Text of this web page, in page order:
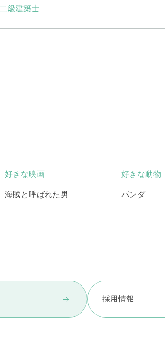
二級建築士
好きな映画
海賊と呼ばれた男
好きな動物
パンダ
採用情報